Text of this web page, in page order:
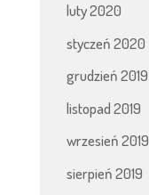
luty 2020
styczeń 2020
grudzień 2019
listopad 2019
wrzesień 2019
sierpień 2019